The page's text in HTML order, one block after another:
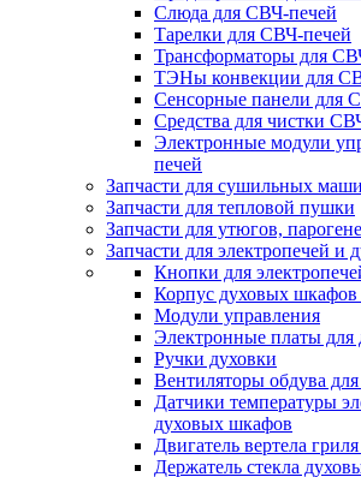
Слюда для СВЧ-печей
Тарелки для СВЧ-печей
Трансформаторы для
ТЭНы конвекции для
Сенсорные панели для
Средства для чистки
Электронные модули
печей
Запчасти для сушильных
Запчасти для тепловой пушки
Запчасти для утюгов,
Запчасти для электропечей и
Кнопки для
Корпус духовых шкафов
Модули управления
Электронные платы
Ручки духовки
Вентиляторы обдува
Датчики температуры
духовых шкафов
Двигатель вертела
Держатель стекла